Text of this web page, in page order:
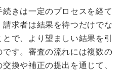
きは一定のプロセスを経て
求者は結果を待つだけでな
で、より望ましい結果を引
す。審査の流れには複数の
換や補正の提出を通じて、